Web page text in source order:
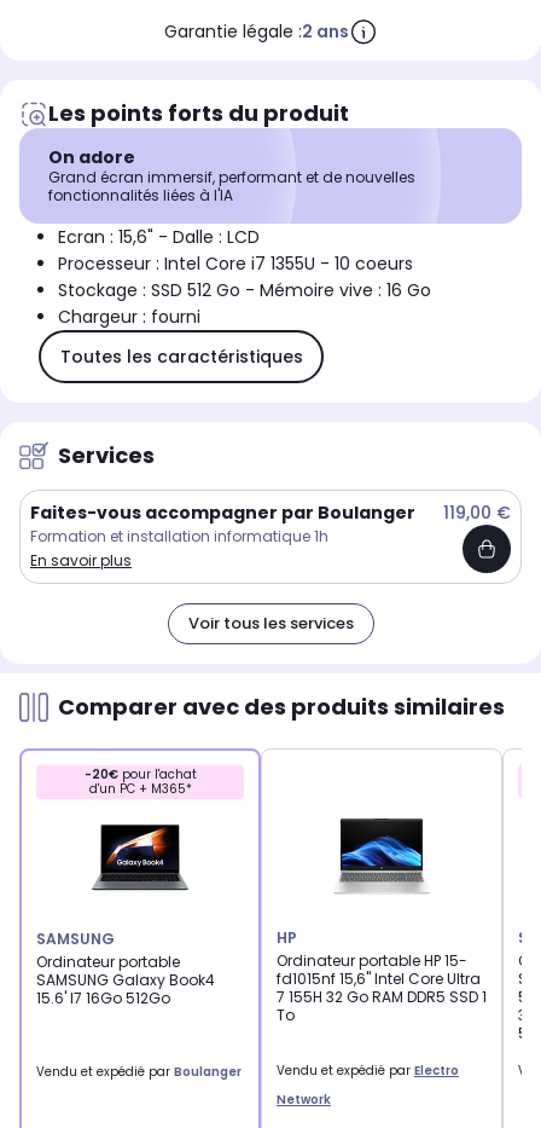
Garantie légale :2 ans
Les points forts du produit
On adore
Grand écran immersif, performant et de nouvelles
fonctionnalités liées à l'IA
Ecran : 15,6" - Dalle : LCD
Processeur : Intel Core i7 1355U - 10 coeurs
Stockage : SSD 512 Go - Mémoire vive : 16 Go
Chargeur : fourni
Toutes les caractéristiques
Services
Faites-vous accompagner par Boulanger 119,00 €
Formation et installation informatique 1h
En savoir plus
Voir tous les services
Comparer avec des produits similaires
-20€pour l'achat
d'un PC + M365*
SAMSUNG
Ordinateur portable
SAMSUNG Galaxy Book4
15.6' I7 16Go 512Go
Vendu et expédié par Boulanger
HP
Ordinateur portable HP 15-
fd1015nf 15,6" Intel Core Ultra
7 155H 32 Go RAM DDR5 SSD 1
To
Vendu et expédié par Electro
Network